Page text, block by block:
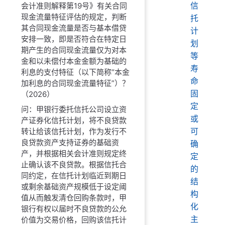
会计准则解释第19号》有关合同
现金流量特征评估的规定，判断
其合同现金流量是否与基本借贷
安排一致，即是否符合在特定日
期产生的合同现金流量仅为对本
金和以未偿付本金金额为基础的
利息的支付特征（以下简称“本金
加利息的合同现金流量特征”）？
（2026）
问：甲银行委托信托公司设立资
产证券化信托计划，将不良贷款
转让给该信托计划，作为发行不
良贷款资产支持证券的基础资
产，并根据相关会计准则规定终
止确认该不良贷款。根据信托合
同约定，在信托计划临近到期日
或剩余基础资产规模低于设定阈
值从而触发清仓回购条款时，甲
银行有权以届时不良贷款的公允
价值为交易价格，回购该信托计
信
托
计
划
等
寿
命
固
定
或
可
确
定
的
结
构
化
主